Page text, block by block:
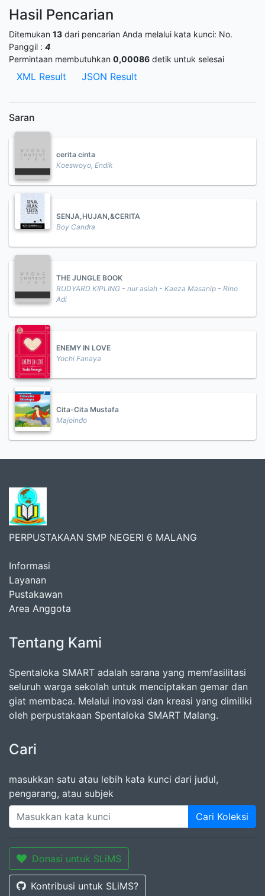
Hasil Pencarian
Ditemukan 13 dari pencarian Anda melalui kata kunci: No.
Panggil : 4
Permintaan membutuhkan 0,00086 detik untuk selesai
XML Result JSON Result
Saran
cerita cinta
Koeswoyo, Endik
SENJA,HUJAN,&CERITA
Boy Candra
THE JUNGLE BOOK
RUDYARD KIPLING - nur asiah - Kaeza Masanip - Rino
Adi
ENEMY IN LOVE
Yochi Fanaya
Cita-Cita Mustafa
Majoindo
PERPUSTAKAAN SMP NEGERI 6 MALANG
Informasi
Layanan
Pustakawan
Area Anggota
Tentang Kami
Spentaloka SMART adalah sarana yang memfasilitasi
seluruh warga sekolah untuk menciptakan gemar dan
giat membaca. Melalui inovasi dan kreasi yang dimiliki
oleh perpustakaan Spentaloka SMART Malang.
Cari
masukkan satu atau lebih kata kunci dari judul,
pengarang, atau subjek
Cari Koleksi
Donasi untuk SLiMS
Kontribusi untuk SLiMS?